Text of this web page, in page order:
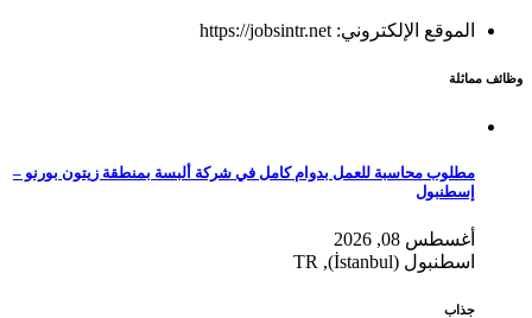
الموقع الإلكتروني: https://jobsintr.net
وظائف مماثلة
مطلوب محاسبة للعمل بدوام كامل في شركة ألبسة بمنطقة زيتون بورنو –
إسطنبول
أغسطس 08, 2026
اسطنبول (İstanbul), TR
جذاب